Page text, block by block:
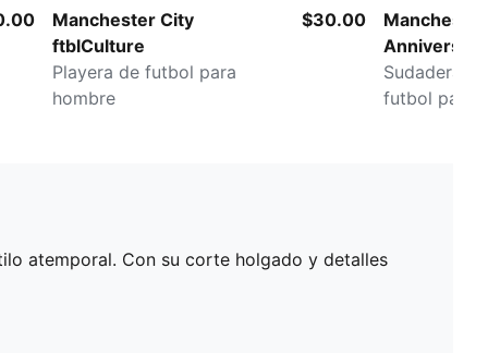
Manchester City
ftblCulture
Playera de futbol para
hombre
$30.00
Anniversary
Sudadera
futbol para
atemporal. Con su corte holgado y detalles